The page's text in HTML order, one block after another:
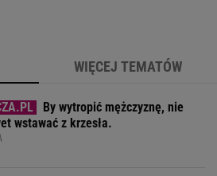
WIĘCEJ TEMATÓW
By wytropić mężczyznę, nie
wstawać z krzesła.